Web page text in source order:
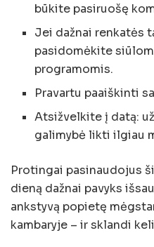
būkite pasiruošę
Jei dažnai renkatės
pasidomėkite
programomis.
Pravartu paaiškinti
Atsižvelkite į datą:
galimybė likti ilgiau
Protingai pasinaudojus
dieną dažnai pavyks
ankstyvą popietę
kambaryje – ir sklandi